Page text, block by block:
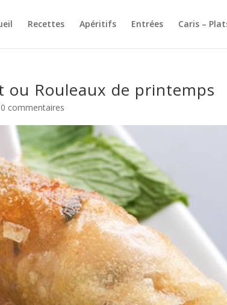
Recettes Apéritifs Entrées Caris –
ou Rouleaux de printemps
0 commentaires